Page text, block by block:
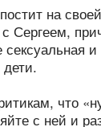
на
Сергеем,
и
что
с ней и